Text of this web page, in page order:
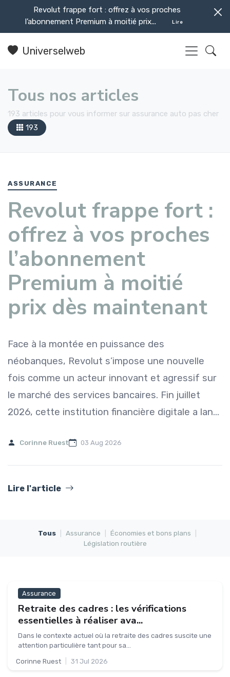
Revolut frappe fort : offrez à vos proches
l’abonnement Premium à moitié prix...
Lire
Universelweb
Tous nos articles
193 articles pour vous informer sur assurance auto pas cher
193
ASSURANCE
Revolut frappe fort :
offrez à vos proches
l’abonnement
Premium à moitié
prix dès maintenant
Face à la montée en puissance des
néobanques, Revolut s’impose une nouvelle
fois comme un acteur innovant et agressif sur
le marché des services bancaires. Fin juillet
2026, cette institution financière digitale a lan...
Corinne Ruest 03 Aug 2026
Lire l'article
Tous Assurance Économies et bons plans
Législation routière
Assurance
Retraite des cadres : les vérifications
essentielles à réaliser ava...
Dans le contexte actuel où la retraite des cadres suscite une
attention particulière tant pour sa...
Corinne Ruest 31 Jul 2026